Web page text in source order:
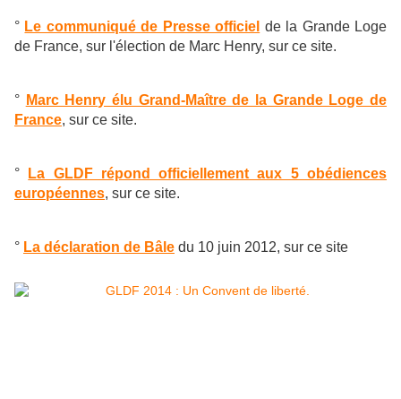
° Le communiqué de Presse officiel de la Grande Loge
de France, sur l'élection de Marc Henry, sur ce site.
° Marc Henry élu Grand-Maître de la Grande Loge de
France, sur ce site.
°
La GLDF répond officiellement aux 5 obédiences
européennes, sur ce site.
° La déclaration de Bâle du 10 juin 2012, sur ce site